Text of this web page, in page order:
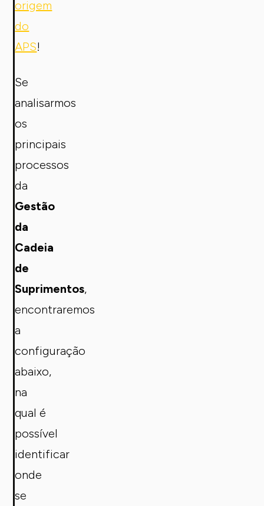
origem
do
APS!
Se
analisarmos
os
principais
processos
da
Gestão
da
Cadeia
de
Suprimentos,
encontraremos
a
configuração
abaixo,
na
qual é
possível
identificar
onde
se